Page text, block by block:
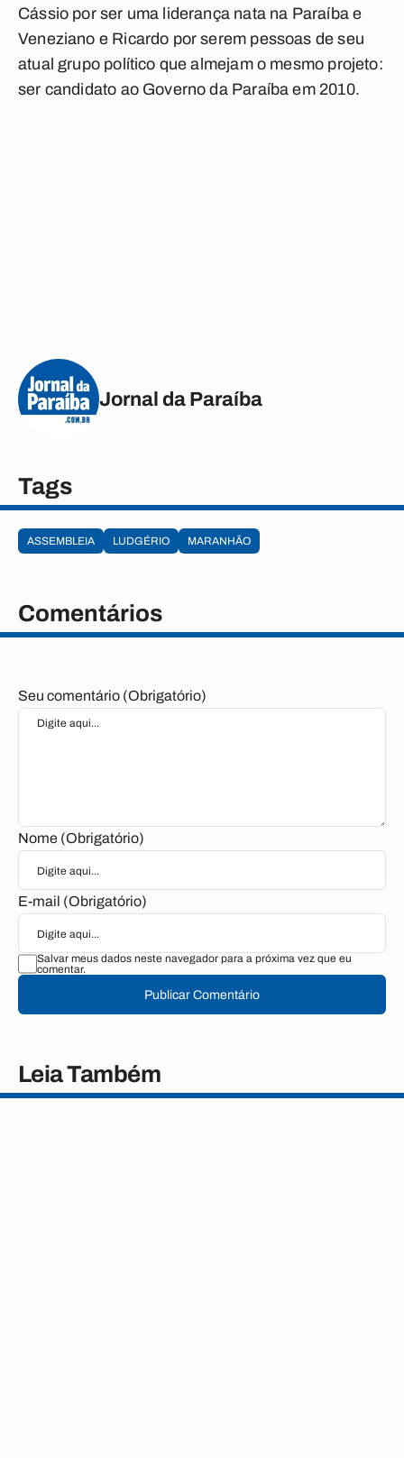
Cássio por ser uma liderança nata na Paraíba e
Veneziano e Ricardo por serem pessoas de seu
atual grupo político que almejam o mesmo projeto:
ser candidato ao Governo da Paraíba em 2010.
Jornal da Paraíba
Tags
ASSEMBLEIA LUDGÉRIO MARANHÃO
Comentários
Seu comentário (Obrigatório)
Nome (Obrigatório)
E-mail (Obrigatório)
Salvar meus dados neste navegador para a próxima vez que eu
comentar.
Publicar Comentário
Leia Também